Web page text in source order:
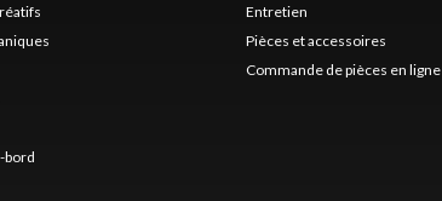
bord
Entretien
Pièces et accessoires
Commande de pièces en ligne